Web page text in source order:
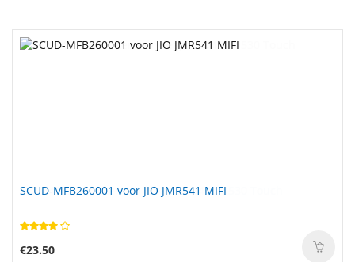
SCUD-MFB260001 voor JIO JMR541 MIFI
€23.50
L12M4P62 voor Lenovo Ideapad U430 U530 Touch
€59.99